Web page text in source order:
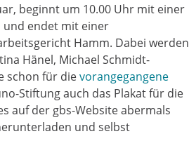
beginnt um 10.00 Uhr mit einer
und endet mit einer
Hamm. Dabei werden
Hänel, Michael Schmidt-
schon für dievorangegangene
Stiftung auch das Plakat für die
auf der gbs-Website abermals
und selbst